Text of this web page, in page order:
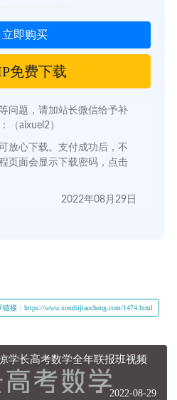
立即购买
免费下载
问题，请加站长微信给予补
（aixuel2）
放心下载。支付成功后，不
页面会显示下载密码，点击
2022年08月29日
链接：https://www.xuezhijiaocheng.com/1474.html
学长高考数学全年联报班视频
2022-08-29